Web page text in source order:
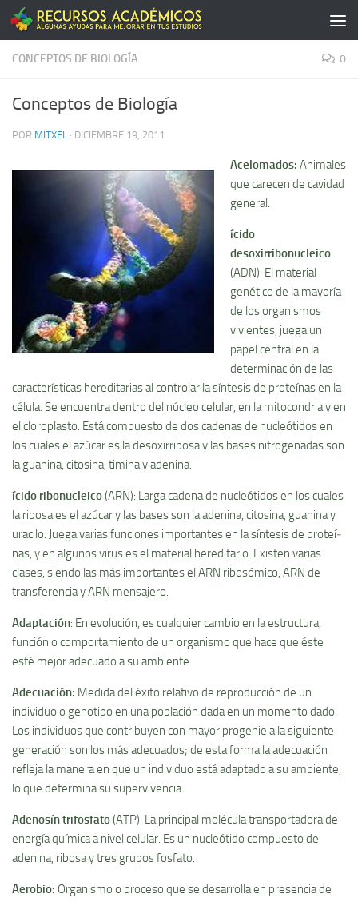
Saltar al contenido
CONCEPTOS DE BIOLOGÍA 0
Conceptos de Biologí­a
POR MITXEL · DICIEMBRE 19, 2011
Acelomados: Animales
que carecen de cavidad
general.
ícido
desoxirribonucleico
(ADN): El material
genético de la mayorí­a
de los organismos
vivientes, juega un
papel central en la
determinación de las
caracterí­sticas hereditarias al controlar la sí­ntesis de proteí­nas en la
célula. Se encuentra dentro del núcleo celular, en la mitocondria y en
el cloroplasto. Está compuesto de dos cadenas de nucleótidos en
los cuales el azúcar es la desoxirribosa y las bases nitrogenadas son
la guanina, citosina, timina y adenina.
ícido ribonucleico(ARN): Larga cadena de nucleótidos en los cuales
la ribosa es el azúcar y las bases son la adenina, citosina, guanina y
uracilo. Juega varias funciones importantes en la sí­ntesis de proteí­
nas, y en algunos virus es el material hereditario. Existen varias
clases, siendo las más importantes el ARN ribosómico, ARN de
transferencia y ARN mensajero.
Adaptación: En evolución, es cualquier cambio en la estructura,
función o comportamiento de un organismo que hace que éste
esté mejor adecuado a su ambiente.
Adecuación: Medida del éxito relativo de reproducción de un
individuo o genotipo en una población dada en un momento dado.
Los individuos que contribuyen con mayor progenie a la siguiente
generación son los más adecuados; de esta forma la adecuación
refleja la manera en que un individuo está adaptado a su ambiente,
lo que determina su supervivencia.
Adenosí­n trifosfato(ATP): La principal molécula transportadora de
energí­a quí­mica a nivel celular. Es un nucleótido compuesto de
adenina, ribosa y tres grupos fosfato.
Aerobio: Organismo o proceso que se desarrolla en presencia de